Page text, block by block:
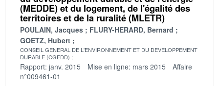
(MEDDE) et du logement, de l'égalité des
territoires et de la ruralité (MLETR)
POULAIN, Jacques
FLURY-HERARD, Bernard
GOETZ, Hubert
CONSEIL GENERAL DE L'ENVIRONNEMENT ET DU DEVELOPPEMENT
DURABLE (CGEDD)
Rapport: janv. 2015 Mise en ligne: mars 2015
Affaire
n°009461-01